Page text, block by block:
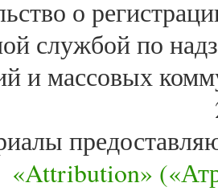
о
службой по
и массовых
«Attribution»